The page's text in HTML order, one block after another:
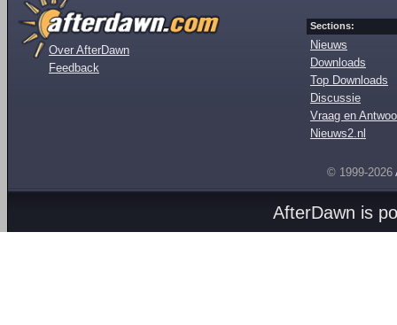
Over AfterDawn
Feedback
Sections:
Nieuws
Downloads
Top Downloads
Discussie
Vraag en
Nieuws2.nl
© 1999-2026
AfterDawn is